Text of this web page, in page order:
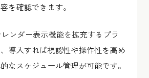
を確認できます。
ンダー表示機能を拡充するプラ
導入すれば視認性や操作性を高め
なスケジュール管理が可能です。